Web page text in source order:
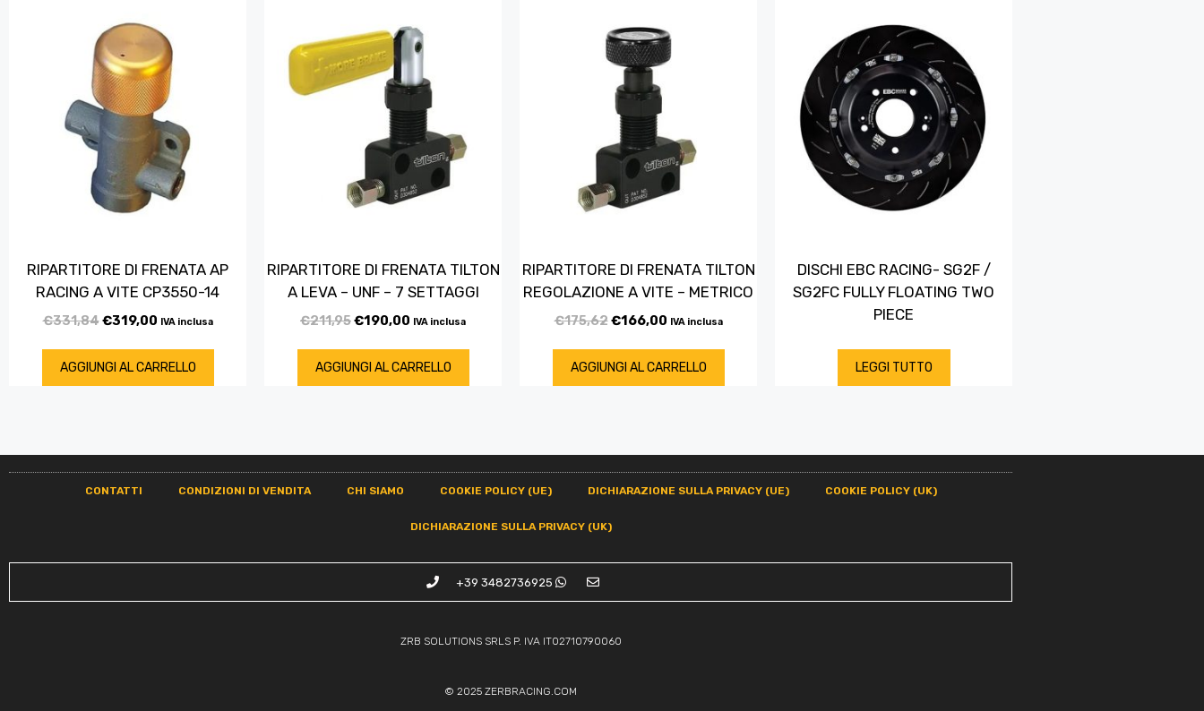
RIPARTITORE DI FRENATA AP
RACING A VITE CP3550-14
€331,84€319,00 IVA inclusa
AGGIUNGI AL CARRELLO
RIPARTITORE DI FRENATA TILTON
A LEVA – UNF – 7 SETTAGGI
€211,95€190,00 IVA inclusa
AGGIUNGI AL CARRELLO
RIPARTITORE DI FRENATA TILTON
REGOLAZIONE A VITE – METRICO
€175,62€166,00 IVA inclusa
AGGIUNGI AL CARRELLO
DISCHI EBC RACING- SG2F /
SG2FC FULLY FLOATING TWO
PIECE
LEGGI TUTTO
CONTATTI CONDIZIONI DI VENDITA CHI SIAMO COOKIE POLICY (UE) DICHIARAZIONE SULLA PRIVACY (UE) COOKIE POLICY (UK)
DICHIARAZIONE SULLA PRIVACY (UK)
+39 3482736925
ZRB SOLUTIONS SRLS P. IVA IT02710790060
© 2025 ZERBRACING.COM